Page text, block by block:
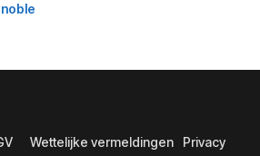
Wettelijke vermeldingen Privacy